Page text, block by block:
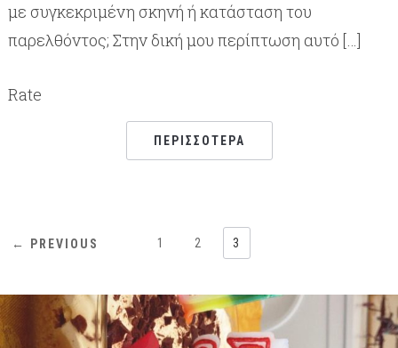
με συγκεκριμένη σκηνή ή κατάσταση του
παρελθόντος; Στην δική μου περίπτωση αυτό […]
Rate
ΠΕΡΙΣΣΌΤΕΡΑ
← PREVIOUS 1 2 3